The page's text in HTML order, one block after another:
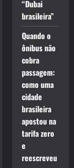
“Dubai
brasileira”
Quando o
ônibus não
cobra
passagem:
como uma
cidade
brasileira
apostou na
tarifa zero
e
reescreveu